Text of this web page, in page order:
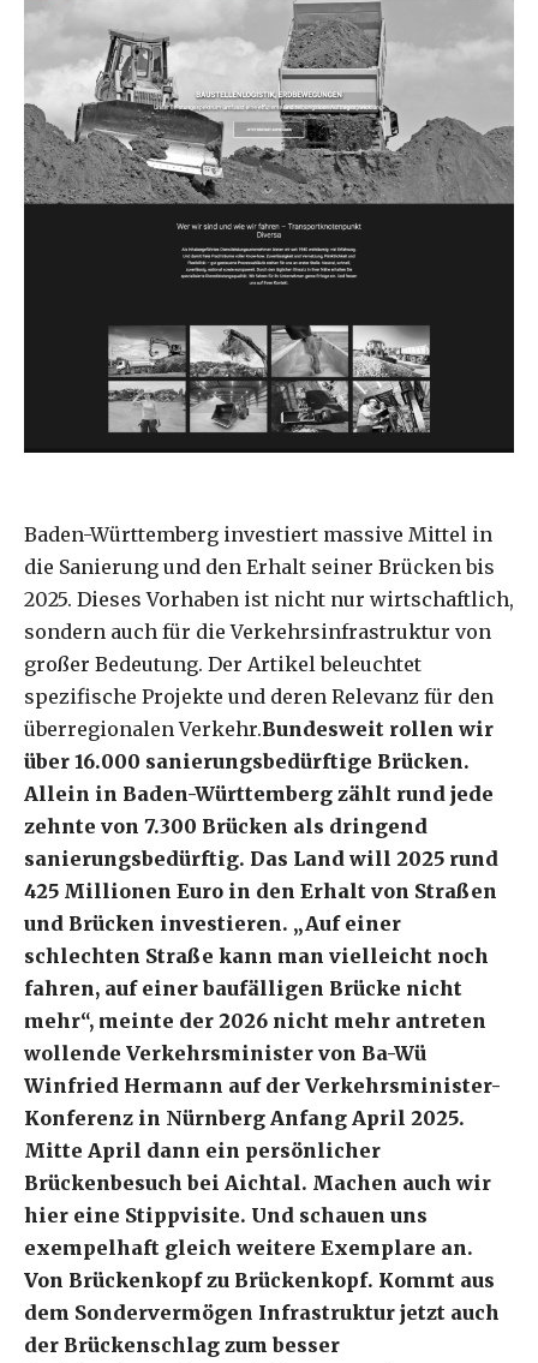
Baden-Württemberg investiert massive Mittel in
die Sanierung und den Erhalt seiner Brücken bis
2025. Dieses Vorhaben ist nicht nur wirtschaftlich,
sondern auch für die Verkehrsinfrastruktur von
großer Bedeutung. Der Artikel beleuchtet
spezifische Projekte und deren Relevanz für den
überregionalen Verkehr.Bundesweit rollen wir
über 16.000 sanierungsbedürftige Brücken.
Allein in Baden-Württemberg zählt rund jede
zehnte von 7.300 Brücken als dringend
sanierungsbedürftig. Das Land will 2025 rund
425 Millionen Euro in den Erhalt von Straßen
und Brücken investieren. „Auf einer
schlechten Straße kann man vielleicht noch
fahren, auf einer baufälligen Brücke nicht
mehr“, meinte der 2026 nicht mehr antreten
wollende Verkehrsminister von Ba-Wü
Winfried Hermann auf der Verkehrsminister-
Konferenz in Nürnberg Anfang April 2025.
Mitte April dann ein persönlicher
Brückenbesuch bei Aichtal. Machen auch wir
hier eine Stippvisite. Und schauen uns
exempelhaft gleich weitere Exemplare an.
Von Brückenkopf zu Brückenkopf. Kommt aus
dem Sondervermögen Infrastruktur jetzt auch
der Brückenschlag zum besser